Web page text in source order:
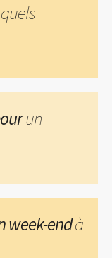
un
week-endà